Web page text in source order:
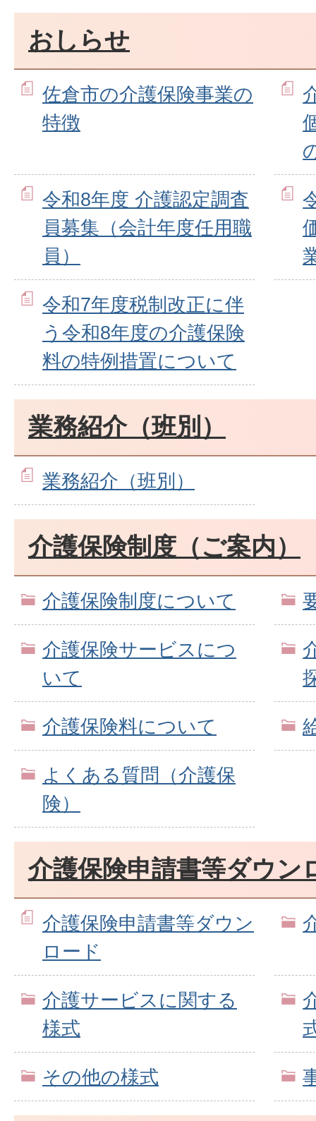
おしらせ
佐倉市の介護保険事業の
特徴
令和8年度 介護認定調査
員募集（会計年度任用職
員）
令和7年度税制改正に伴
う令和8年度の介護保険
料の特例措置について
業務紹介（班別）
業務紹介（班別）
介護保険制度（ご案内）
介護保険制度について
介護保険サービスにつ
いて
介護保険料について
よくある質問（介護保
険）
介護保険申請書等ダウン
介護保険申請書等ダウン
ロード
介護サービスに関する
様式
その他の様式